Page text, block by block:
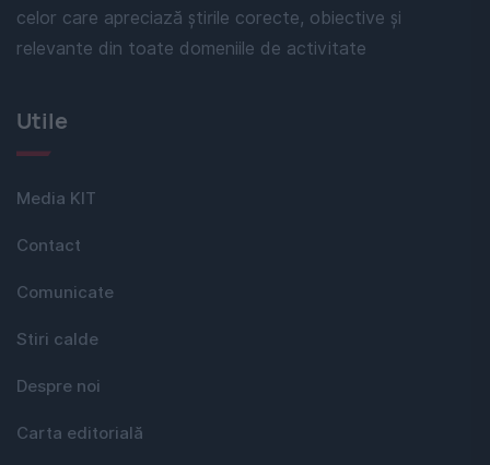
celor care apreciază știrile corecte, obiective și
relevante din toate domeniile de activitate
Utile
Media KIT
Contact
Comunicate
Stiri calde
Despre noi
Carta editorială